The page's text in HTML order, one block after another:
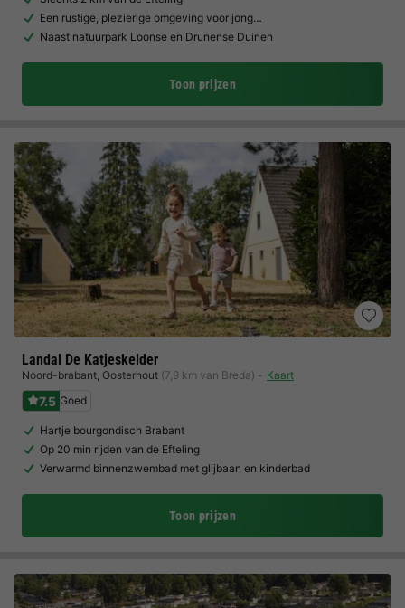
Een rustige, plezierige omgeving voor jong…
Naast natuurpark Loonse en Drunense Duinen
Toon prijzen
Landal De Katjeskelder
Noord-brabant, Oosterhout (7,9 km van Breda) Kaart
7.5 Goed
Hartje bourgondisch Brabant
Op 20 min rijden van de Efteling
Verwarmd binnenzwembad met glijbaan en kinderbad
Toon prijzen